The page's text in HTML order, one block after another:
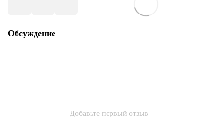
Обсуждение
Добавьте первый отзыв